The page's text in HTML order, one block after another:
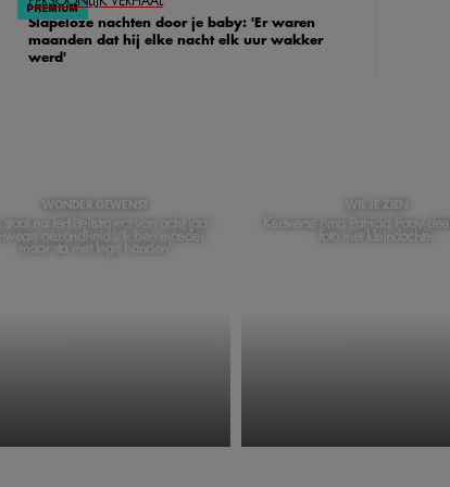
Slapeloze nachten door je baby: 'Er waren
maanden dat hij elke nacht elk uur wakker
werd'
WONDER GEWENST
stopt na fertiliteitstraject van acht jaar
gezondheid: ‘Ik ben moeder,
maar sta met lege handen’
WIL JE ZIEN
Kersverse oma Patricia Paay
foto met kleindochter